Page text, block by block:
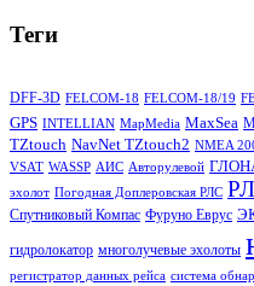
Теги
DFF-3D FELCOM-18 FELCOM-18/19
GPS INTELLIAN MapMedia MaxSea
TZtouch NavNet TZtouch2 NMEA
VSAT WASSP АИС Авторулевой
эхолот Погодная Доплеровская РЛС
Спутниковый Компас Фуруно Еврус
гидролокатор многолучевые эхолоты
регистратор данных рейса система